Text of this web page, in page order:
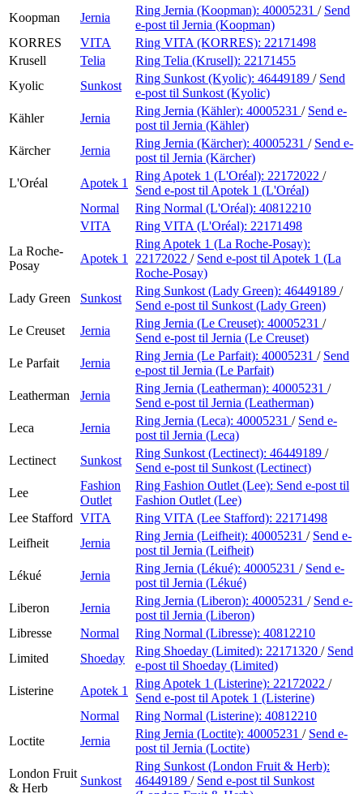
Koopman
Jernia
Ring Jernia (Koopman): 40005231 / Send
e-post til Jernia (Koopman)
KORRES
VITA Ring VITA (KORRES): 22171498
Krusell
Telia Ring Telia (Krusell): 22171455
Kyolic
Sunkost
Ring Sunkost (Kyolic): 46449189 / Send
e-post til Sunkost (Kyolic)
Kähler
Jernia
Ring Jernia (Kähler): 40005231 / Send e-
post til Jernia (Kähler)
Kärcher
Jernia
Ring Jernia (Kärcher): 40005231 / Send e-
post til Jernia (Kärcher)
L'Oréal
Apotek 1
Ring Apotek 1 (L'Oréal): 22172022 /
Send e-post til Apotek 1 (L'Oréal)
Normal
Ring Normal (L'Oréal): 40812210
VITA
Ring VITA (L'Oréal): 22171498
La Roche-
Posay
Apotek 1
Ring Apotek 1 (La Roche-Posay):
22172022 / Send e-post til Apotek 1 (La
Roche-Posay)
Lady Green
Sunkost
Ring Sunkost (Lady Green): 46449189 /
Send e-post til Sunkost (Lady Green)
Le Creuset
Jernia
Ring Jernia (Le Creuset): 40005231 /
Send e-post til Jernia (Le Creuset)
Le Parfait
Jernia
Ring Jernia (Le Parfait): 40005231 / Send
e-post til Jernia (Le Parfait)
Leatherman
Jernia
Ring Jernia (Leatherman): 40005231 /
Send e-post til Jernia (Leatherman)
Leca
Jernia
Ring Jernia (Leca): 40005231 / Send e-
post til Jernia (Leca)
Lectinect
Sunkost
Ring Sunkost (Lectinect): 46449189 /
Send e-post til Sunkost (Lectinect)
Lee
Fashion
Outlet
Ring Fashion Outlet (Lee): Send e-post til
Fashion Outlet (Lee)
Lee Stafford VITA Ring VITA (Lee Stafford): 22171498
Leifheit
Jernia
Ring Jernia (Leifheit): 40005231 / Send e-
post til Jernia (Leifheit)
Lékué
Jernia
Ring Jernia (Lékué): 40005231 / Send e-
post til Jernia (Lékué)
Liberon
Jernia
Ring Jernia (Liberon): 40005231 / Send e-
post til Jernia (Liberon)
Libresse
Normal Ring Normal (Libresse): 40812210
Limited
Shoeday
Ring Shoeday (Limited): 22171320 / Send
e-post til Shoeday (Limited)
Listerine
Apotek 1
Ring Apotek 1 (Listerine): 22172022 /
Send e-post til Apotek 1 (Listerine)
Normal
Ring Normal (Listerine): 40812210
Loctite
Jernia
Ring Jernia (Loctite): 40005231 / Send e-
post til Jernia (Loctite)
London Fruit
& Herb
Sunkost
Ring Sunkost (London Fruit & Herb):
46449189 / Send e-post til Sunkost